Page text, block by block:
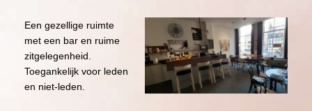
Een gezellige ruimte
met een bar en ruime
zitgelegenheid.
Toegankelijk voor leden
en niet-leden.